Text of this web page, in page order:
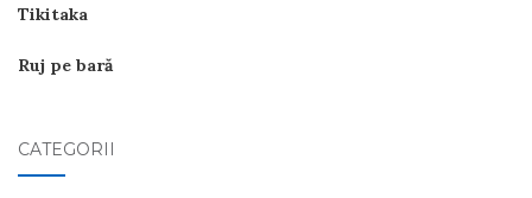
Tikitaka
Ruj pe bară
CATEGORII